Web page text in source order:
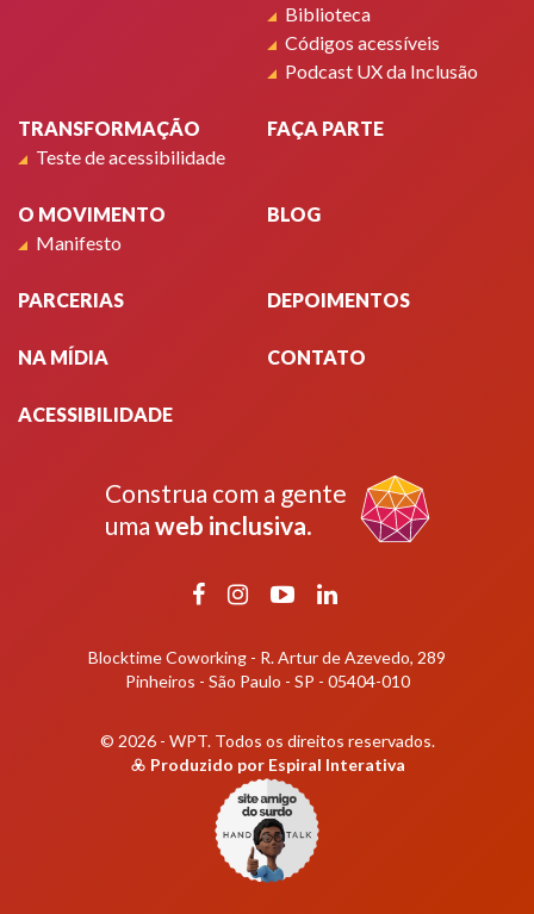
Biblioteca
Códigos acessíveis
Podcast UX da Inclusão
TRANSFORMAÇÃO
Teste de acessibilidade
FAÇA PARTE
O MOVIMENTO
Manifesto
BLOG
PARCERIAS DEPOIMENTOS
NA MÍDIA CONTATO
ACESSIBILIDADE
Construa com a gente
uma web inclusiva.
Facebook
Instagram
YouTubeLinkedIn
Blocktime Coworking - R. Artur de Azevedo, 289
Pinheiros - São Paulo - SP - 05404-010
© 2026 - WPT. Todos os direitos reservados.
Produzido por Espiral Interativa